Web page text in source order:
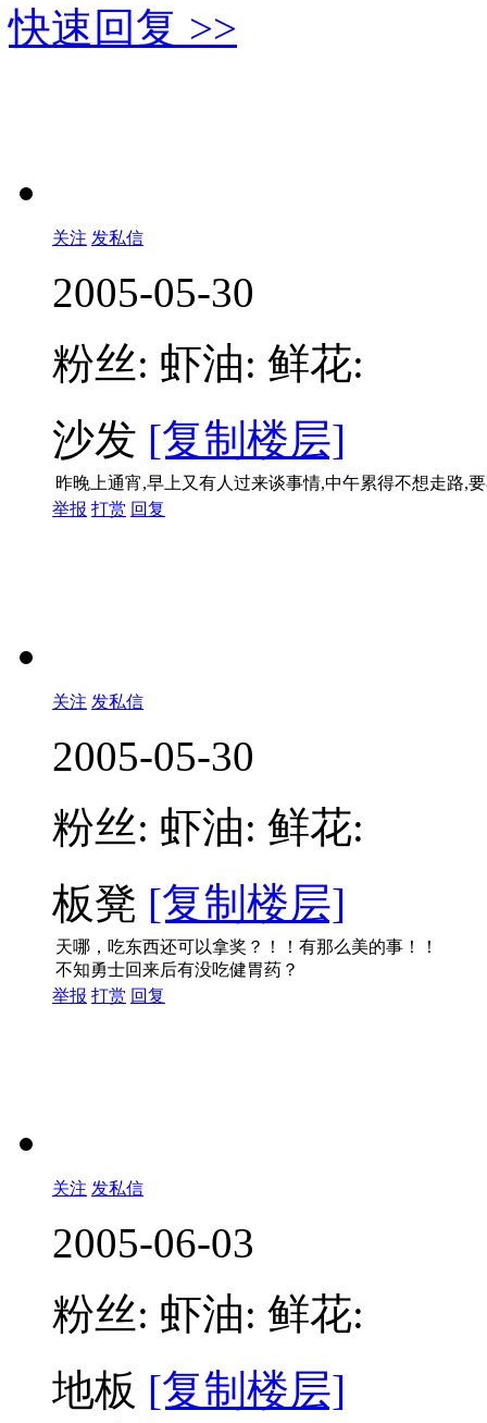
快速回复 >>
关注 发私信
2005-05-30
粉丝: 虾油: 鲜花:
沙发 [复制楼层]
昨晚上通宵,早上又有人过来谈事情,中午累得不想走路,
举报 打赏 回复
关注 发私信
2005-05-30
粉丝: 虾油: 鲜花:
板凳 [复制楼层]
天哪，吃东西还可以拿奖？！！有那么美的事！！
不知勇士回来后有没吃健胃药？
举报 打赏 回复
关注 发私信
2005-06-03
粉丝: 虾油: 鲜花:
地板 [复制楼层]